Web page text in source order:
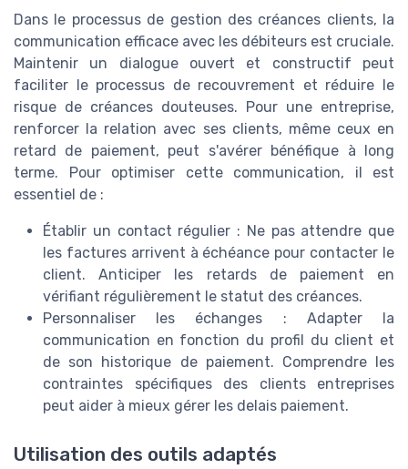
Dans le processus de gestion des créances clients, la
communication efficace avec les débiteurs est cruciale.
Maintenir un dialogue ouvert et constructif peut
faciliter le processus de recouvrement et réduire le
risque de créances douteuses. Pour une entreprise,
renforcer la relation avec ses clients, même ceux en
retard de paiement, peut s'avérer bénéfique à long
terme. Pour optimiser cette communication, il est
essentiel de :
Établir un contact régulier : Ne pas attendre que
les factures arrivent à échéance pour contacter le
client. Anticiper les retards de paiement en
vérifiant régulièrement le statut des créances.
Personnaliser les échanges : Adapter la
communication en fonction du profil du client et
de son historique de paiement. Comprendre les
contraintes spécifiques des clients entreprises
peut aider à mieux gérer les delais paiement.
Utilisation des outils adaptés